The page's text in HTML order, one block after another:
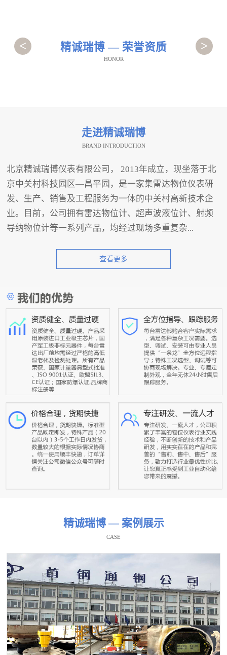
精诚瑞博 — 荣誉资质
HONOR
< >
走进精诚瑞博
BRAND INTRODUCTION
北京精诚瑞博仪表有限公司， 2013年成立，现坐落于北
京中关村科技园区—昌平园，是一家集雷达物位仪表研
发、生产、销售及工程服务为一体的中关村高新技术企
业。目前，公司拥有雷达物位计、超声波液位计、射频
导纳物位计等一系列产品，均经过现场多重复杂...
查看更多
精诚瑞博 — 案例展示
CASE